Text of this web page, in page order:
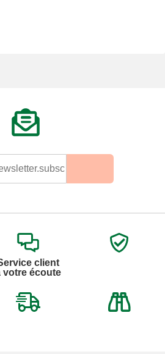
client
votre écoute